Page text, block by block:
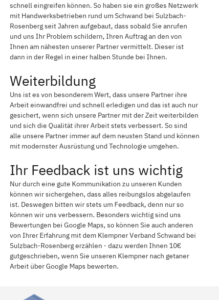
schnell eingreifen können. So haben sie ein großes Netzwerk
mit Handwerksbetrieben rund um Schwand bei Sulzbach-
Rosenberg seit Jahren aufgebaut, dass sobald Sie anrufen
und uns Ihr Problem schildern, Ihren Auftrag an den von
Ihnen am nähesten unserer Partner vermittelt. Dieser ist
dann in der Regel in einer halben Stunde bei Ihnen.
Weiterbildung
Uns ist es von besonderem Wert, dass unsere Partner ihre
Arbeit einwandfrei und schnell erledigen und das ist auch nur
gesichert, wenn sich unsere Partner mit der Zeit weiterbilden
und sich die Qualität ihrer Arbeit stets verbessert. So sind
alle unsere Partner immer auf dem neusten Stand und können
mit modernster Ausrüstung und Technologie umgehen.
Ihr Feedback ist uns wichtig
Nur durch eine gute Kommunikation zu unseren Kunden
können wir sichergehen, dass alles reibungslos abgelaufen
ist. Deswegen bitten wir stets um Feedback, denn nur so
können wir uns verbessern. Besonders wichtig sind uns
Bewertungen bei Google Maps, so können Sie auch anderen
von Ihrer Erfahrung mit dem Klempner Verband Schwand bei
Sulzbach-Rosenberg erzählen - dazu werden Ihnen 10€
gutgeschrieben, wenn Sie unseren Klempner nach getaner
Arbeit über Google Maps bewerten.